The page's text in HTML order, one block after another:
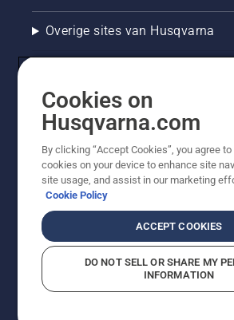
Overige sites van Husqvarna
© Husqvarna AB (publ). Alle rechten
getoonde prijzen zijn
vermelde prijzen zijn
tenzij het product beschikbaar is voor
CookiebeleidGebruiksvoorwaarden
BedrijfsgegevensReport
Cookies on
Husqvarna.com
By clicking “Accept Cookies”, you agree
cookies on your device to enhance site
site usage, and assist in our marketing
Cookie Policy
ACCEPT COOKIES
DO NOT SELL OR SHARE MY
INFORMATION